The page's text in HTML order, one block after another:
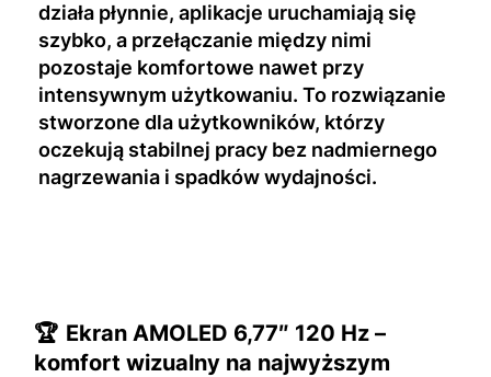
działa płynnie, aplikacje uruchamiają się
szybko, a przełączanie między nimi
pozostaje komfortowe nawet przy
intensywnym użytkowaniu. To rozwiązanie
stworzone dla użytkowników, którzy
oczekują stabilnej pracy bez nadmiernego
nagrzewania i spadków wydajności.
🏆 Ekran AMOLED 6,77″ 120 Hz –
komfort wizualny na najwyższym